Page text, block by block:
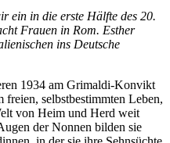
ein in die erste Hälfte des 20.
Frauen in Rom. Esther
ins Deutsche
1934 am Grimaldi-Konvikt
freien, selbstbestimmten Leben,
von Heim und Herd weit
der Nonnen bilden sie